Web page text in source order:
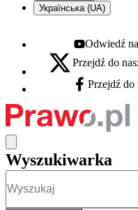
Українська (UA)
Youtube - otwiera
Odwiedź
X - otwiera się w nowej
Przejdź do
Facebook -
Przejdź do
Wyszukiwarka